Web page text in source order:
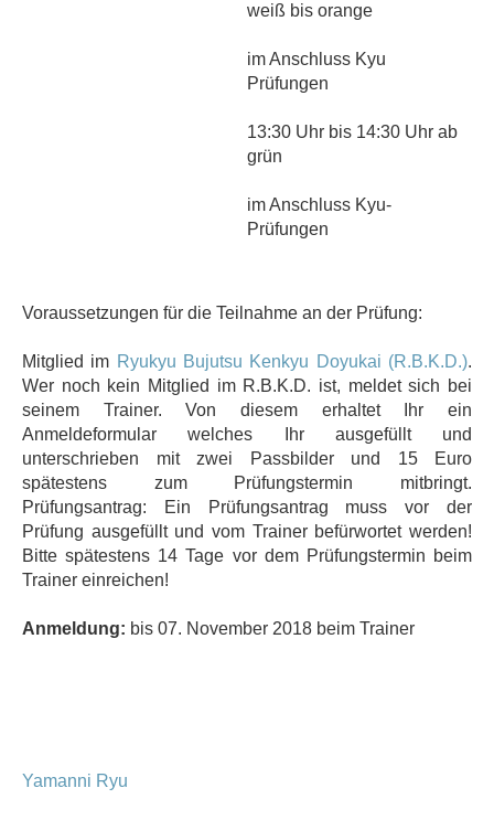
weiß bis orange
im Anschluss Kyu
Prüfungen
13:30 Uhr bis 14:30 Uhr ab
grün
im Anschluss Kyu-
Prüfungen
Voraussetzungen für die Teilnahme an der Prüfung:
Mitglied im Ryukyu Bujutsu Kenkyu Doyukai (R.B.K.D.).
Wer noch kein Mitglied im R.B.K.D. ist, meldet sich bei
seinem Trainer. Von diesem erhaltet Ihr ein
Anmeldeformular welches Ihr ausgefüllt und
unterschrieben mit zwei Passbilder und 15 Euro
spätestens zum Prüfungstermin mitbringt.
Prüfungsantrag: Ein Prüfungsantrag muss vor der
Prüfung ausgefüllt und vom Trainer befürwortet werden!
Bitte spätestens 14 Tage vor dem Prüfungstermin beim
Trainer einreichen!
Anmeldung: bis 07. November 2018 beim Trainer
Yamanni Ryu